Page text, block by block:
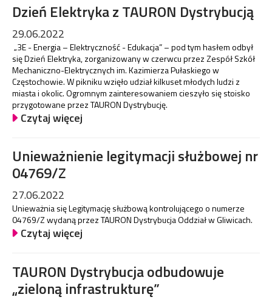
Dzień Elektryka z TAURON Dystrybucją
29.06.2022
„3E - Energia – Elektryczność - Edukacja” – pod tym hasłem odbył
się Dzień Elektryka, zorganizowany w czerwcu przez Zespół Szkół
Mechaniczno-Elektrycznych im. Kazimierza Pułaskiego w
Częstochowie. W pikniku wzięło udział kilkuset młodych ludzi z
miasta i okolic. Ogromnym zainteresowaniem cieszyło się stoisko
przygotowane przez TAURON Dystrybucję.
Czytaj więcej
Unieważnienie legitymacji służbowej nr
04769/Z
27.06.2022
Unieważnia się Legitymację służbową kontrolującego o numerze
04769/Z wydaną przez TAURON Dystrybucja Oddział w Gliwicach.
Czytaj więcej
TAURON Dystrybucja odbudowuje
„zieloną infrastrukturę”